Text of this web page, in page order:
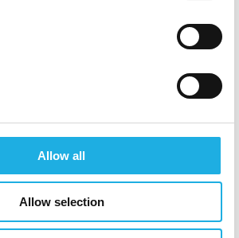
Allow all
Allow selection
syksyn
hetki tunnistaa syksyn
valmistautua löytämään